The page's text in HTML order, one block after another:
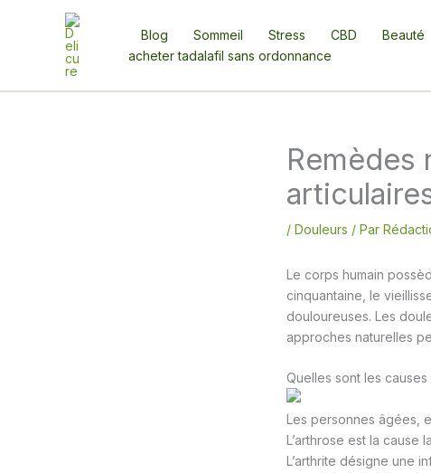
Blog Sommeil Stress CBD Beauté
acheter tadalafil sans ordonnance
Remèdes
/ Douleurs / Par
Le corps humain
cinquantaine, le
douloureuses. Les
approches naturelles
Quelles sont les
Les personnes âgées,
L’arthrose est la cause
L’arthrite désigne une